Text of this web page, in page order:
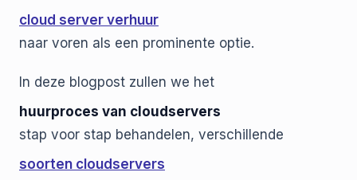
cloud server verhuur
naar voren als een prominente optie.
In deze blogpost zullen we het
huurproces van cloudservers
stap voor stap behandelen, verschillende
soorten cloudservers